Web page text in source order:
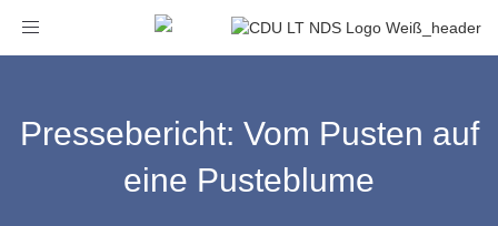
Toggle
Pressebericht: Vom Pusten auf
eine Pusteblume